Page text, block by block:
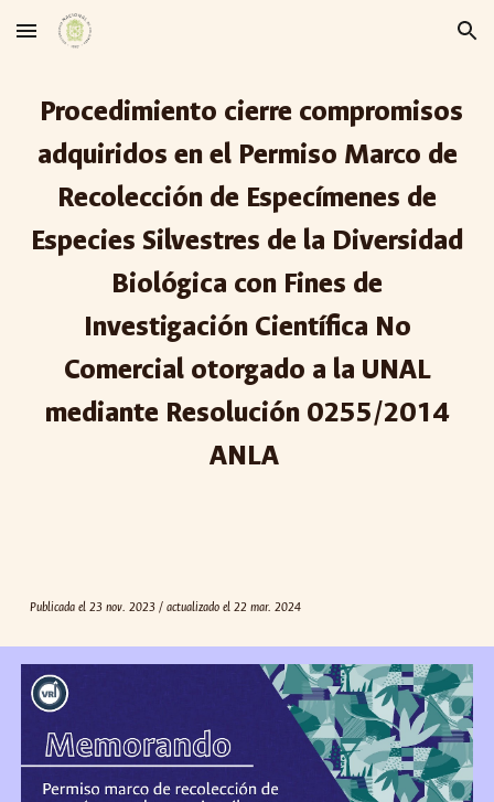
Skip to main content Skip to navigation
Procedimiento cierre compromisos
adquiridos en el Permiso Marco de
Recolección de Especímenes de
Especies Silvestres de la Diversidad
Biológica con Fines de
Investigación Científica No
Comercial otorgado a la UNAL
mediante Resolución 0255/2014
ANLA
Publicada el 23 nov. 2023 / actualizado el 22 mar. 2024